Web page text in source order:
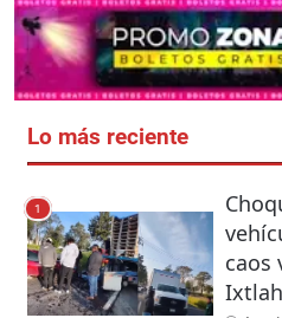
Lo más reciente
1
caos